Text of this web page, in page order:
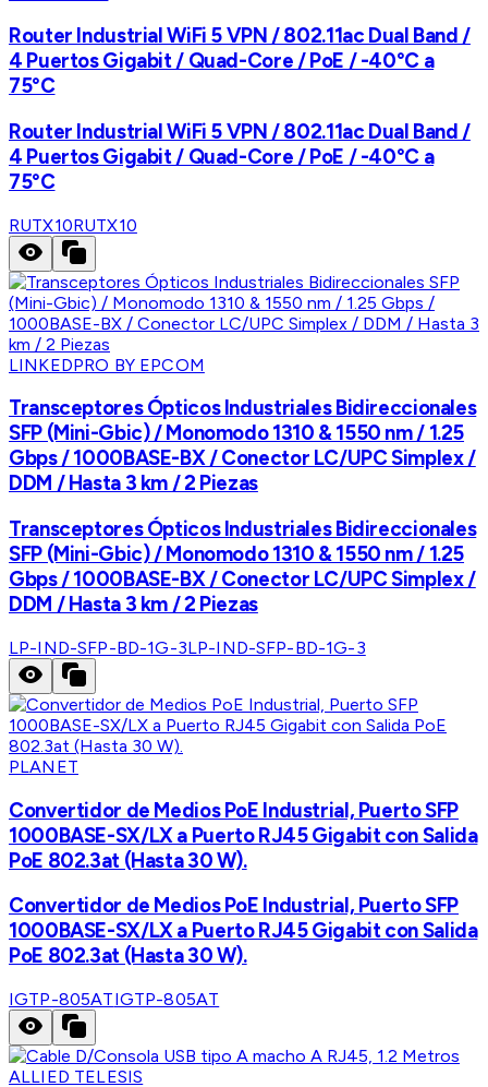
Router Industrial WiFi 5 VPN / 802.11ac Dual Band /
4 Puertos Gigabit / Quad-Core / PoE / -40°C a
75°C
Router Industrial WiFi 5 VPN / 802.11ac Dual Band /
4 Puertos Gigabit / Quad-Core / PoE / -40°C a
75°C
RUTX10RUTX10
LINKEDPRO BY EPCOM
Transceptores Ópticos Industriales Bidireccionales
SFP (Mini-Gbic) / Monomodo 1310 & 1550 nm / 1.25
Gbps / 1000BASE-BX / Conector LC/UPC Simplex /
DDM / Hasta 3 km / 2 Piezas
Transceptores Ópticos Industriales Bidireccionales
SFP (Mini-Gbic) / Monomodo 1310 & 1550 nm / 1.25
Gbps / 1000BASE-BX / Conector LC/UPC Simplex /
DDM / Hasta 3 km / 2 Piezas
LP-IND-SFP-BD-1G-3LP-IND-SFP-BD-1G-3
PLANET
Convertidor de Medios PoE Industrial, Puerto SFP
1000BASE-SX/LX a Puerto RJ45 Gigabit con Salida
PoE 802.3at (Hasta 30 W).
Convertidor de Medios PoE Industrial, Puerto SFP
1000BASE-SX/LX a Puerto RJ45 Gigabit con Salida
PoE 802.3at (Hasta 30 W).
IGTP-805ATIGTP-805AT
ALLIED TELESIS